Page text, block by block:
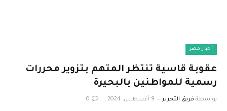
أخبار مصر
عقوبة قاسية تنتظر المتهم بتزوير محررات
رسمية للمواطنين بالبحيرة
بواسطة فريق التحرير 9 أغسطس، 2024 0